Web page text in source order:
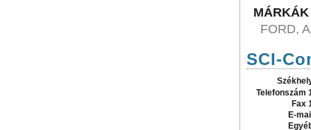
MÁRKÁK
FORD,
SCI-
Telefonszám
Fax
E-